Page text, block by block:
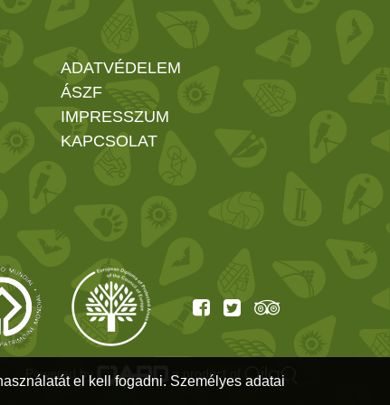
ADATVÉDELEM
ÁSZF
IMPRESSZUM
KAPCSOLAT
Powered by a product of
el kell fogadni. Személyes adatai